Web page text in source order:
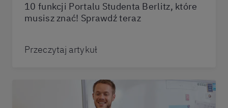
10 funkcji Portalu Studenta Berlitz, które
musisz znać! Sprawdź teraz
Przeczytaj artykuł